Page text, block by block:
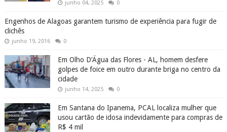
junho 04, 2025 0
Engenhos de Alagoas garantem turismo de experiência para fugir de
clichês
junho 19, 2016 0
Em Olho D’Água das Flores - AL, homem desfere
golpes de foice em outro durante briga no centro da
cidade
junho 14, 2025 0
Em Santana do Ipanema, PCAL localiza mulher que
usou cartão de idosa indevidamente para compras de
R$ 4 mil